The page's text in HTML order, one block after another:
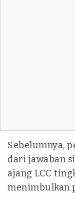
Sebelumnya,
dari jawaban
ajang LCC
menimbulkan